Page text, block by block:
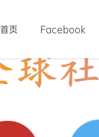
首页 Facebook